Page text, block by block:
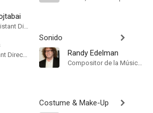
Second Assistant Director
First Assistant Director
Sonido
Randy Edelman
Compositor de la Música Original
Costume & Make-Up